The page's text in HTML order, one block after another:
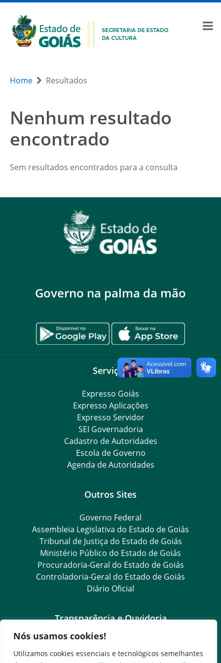
Nós usamos cookies!
Utilizamos cookies essenciais e tecnológicos semelhantes
Home Resultados
Nenhum resultado
encontrado
Sem resultados encontrados para a consulta
Governo na palma da mão
Serviços
Expresso Goiás
Expresso Aplicações
Expresso Servidor
SEI Governadoria
Cadastro de Autoridades
Escola de Governo
Agenda de Autoridades
Outros Sites
Governo Federal
Assembleia Legislativa do Estado de Goiás
Tribunal de Justiça do Estado de Goiás
Ministério Público do Estado de Goiás
Procuradoria-Geral do Estado de Goiás
Controladoria-Geral do Estado de Goiás
Diário Oficial
Transparência e Ouvidoria
LGPD
Goiás Transparência